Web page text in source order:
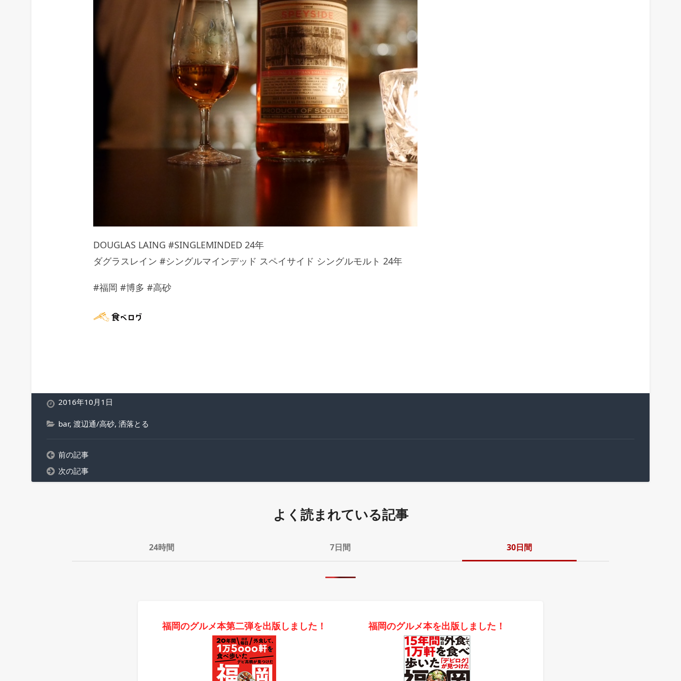
DOUGLAS LAING #SINGLEMINDED 24年
ダグラスレイン #シングルマインデッド スペイサイド シングルモルト 24年
#福岡 #博多 #高砂
2016年10月1日
bar, 渡辺通/高砂, 洒落とる
前の記事
次の記事
よく読まれている記事
24時間 7日間 30日間
福岡のグルメ本第二弾を出版しました！ 福岡のグルメ本を出版しました！